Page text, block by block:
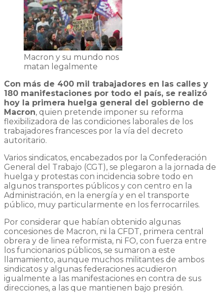
Macron y su mundo nos
matan legalmente
Con más de 400 mil trabajadores en las calles y
180 manifestaciones por todo el país, se realizó
hoy la primera huelga general del gobierno de
Macron, quien pretende imponer su reforma
flexibilizadora de las condiciones laborales de los
trabajadores francesces por la vía del decreto
autoritario.
Varios sindicatos, encabezados por la Confederación
General del Trabajo (CGT), se plegaron a la jornada de
huelga y protestas con incidencia sobre todo en
algunos transportes públicos y con centro en la
Administración, en la energía y en el transporte
público, muy particularmente en los ferrocarriles.
Por considerar que habían obtenido algunas
concesiones de Macron, ni la CFDT, primera central
obrera y de linea reformista, ni FO, con fuerza entre
los funcionarios públicos, se sumaron a este
llamamiento, aunque muchos militantes de ambos
sindicatos y algunas federaciones acudieron
igualmente a las manifestaciones en contra de sus
direcciones, a las que mantienen bajo presión.